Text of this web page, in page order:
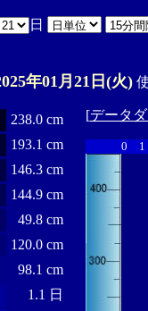
日
年01月21日(火)
238.0 cm
193.1 cm
146.3 cm
144.9 cm
49.8 cm
120.0 cm
98.1 cm
1.1 日
[データ
0 1